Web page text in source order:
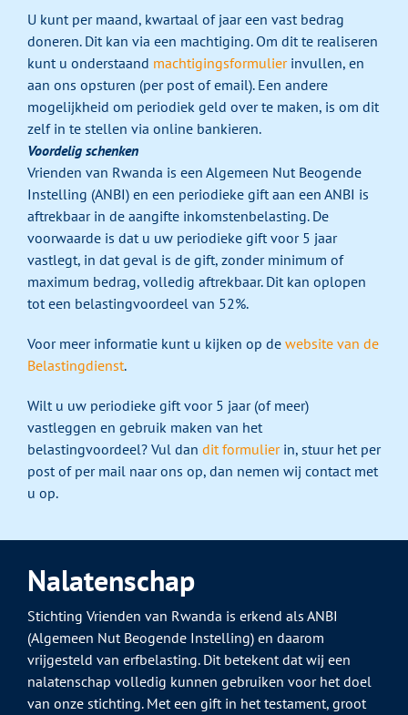
U kunt per maand, kwartaal of jaar een vast bedrag
doneren. Dit kan via een machtiging. Om dit te realiseren
kunt u onderstaand machtigingsformulierinvullen, en
aan ons opsturen (per post of email). Een andere
mogelijkheid om periodiek geld over te maken, is om dit
zelf in te stellen via online bankieren.
Voordelig schenken
Vrienden van Rwanda is een Algemeen Nut Beogende
Instelling (ANBI) en een periodieke gift aan een ANBI is
aftrekbaar in de aangifte inkomstenbelasting. De
voorwaarde is dat u uw periodieke gift voor 5 jaar
vastlegt, in dat geval is de gift, zonder minimum of
maximum bedrag, volledig aftrekbaar. Dit kan oplopen
tot een belastingvoordeel van 52%.
Voor meer informatie kunt u kijken op de website van de
Belastingdienst.
Wilt u uw periodieke gift voor 5 jaar (of meer)
vastleggen en gebruik maken van het
belastingvoordeel? Vul dan dit formulierin, stuur het per
post of per mail naar ons op, dan nemen wij contact met
u op.
Nalatenschap
Stichting Vrienden van Rwanda is erkend als ANBI
(Algemeen Nut Beogende Instelling) en daarom
vrijgesteld van erfbelasting. Dit betekent dat wij een
nalatenschap volledig kunnen gebruiken voor het doel
van onze stichting. Met een gift in het testament, groot